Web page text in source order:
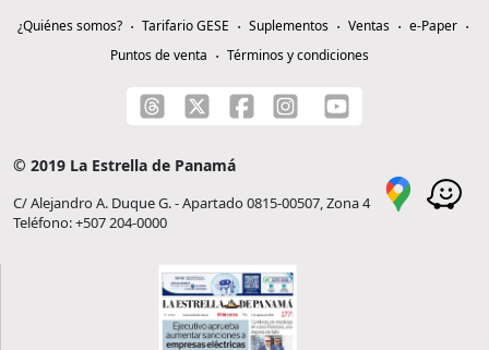
¿Quiénes somos? Tarifario GESE Suplementos Ventas
e-Paper
Puntos de venta
Términos y condiciones
© 2019 La Estrella de Panamá
C/ Alejandro A. Duque G. - Apartado 0815-00507, Zona 4
Teléfono: +507 204-0000